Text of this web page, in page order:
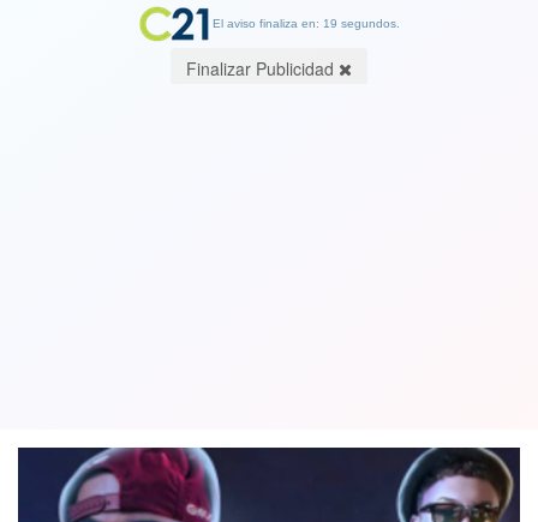
El aviso finaliza en: 19 segundos.
Finalizar Publicidad